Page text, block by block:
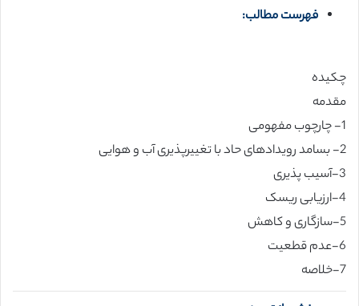
فهرست مطالب:
چکیده
مقدمه
1- چارچوب مفهومی
2- بسامد رویدادهای حاد با تغییرپذیری آب و هوایی
3-آسیب پذیری
4-ارزیابی ریسک
5-سازگاری و کاهش
6-عدم قطعیت
7-خلاصه